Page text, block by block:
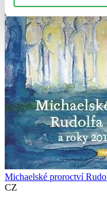
Michaelské proroctví
CZ